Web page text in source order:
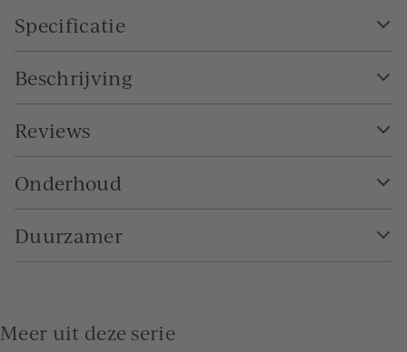
Specificatie
Beschrijving
Reviews
Onderhoud
Duurzamer
Meer uit deze serie